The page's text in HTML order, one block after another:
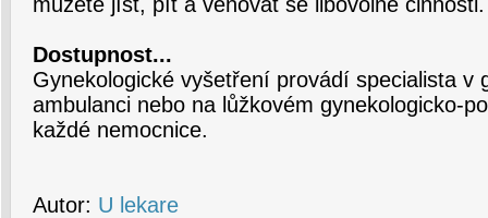
Dostupnost...
Gynekologické vyšetření provádí specialista v
ambulanci nebo na lůžkovém gynekologicko-
každé nemocnice.
Autor: U lekare